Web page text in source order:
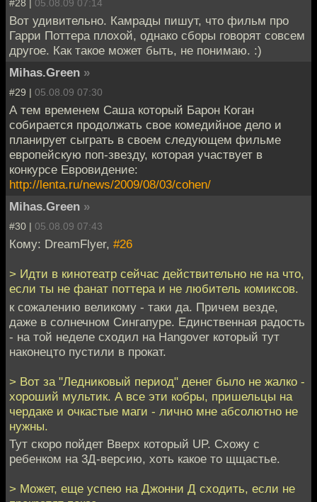
#28 | 05.08.09 07:14
Вот удивительно. Камрады пишут, что фильм про
Гарри Поттера плохой, однако сборы говорят совсем
другое. Как такое может быть, не понимаю. :)
Mihas.Green »
#29 | 05.08.09 07:30
А тем временем Саша который Барон Коган
собирается продолжать свое комедийное дело и
планирует сыграть в своем следующем фильме
европейскую поп-звезду, которая участвует в
конкурсе Евровидение:
http://lenta.ru/news/2009/08/03/cohen/
Mihas.Green »
#30 | 05.08.09 07:43
Кому: DreamFlyer, #26
> Идти в кинотеатр сейчас действительно не на что,
если ты не фанат поттера и не любитель комиксов.
к сожалению великому - таки да. Причем везде,
даже в солнечном Сингапуре. Единственная радость
- на той неделе сходил на Hangover который тут
наконецто пустили в прокат.
> Вот за "Ледниковый период" денег было не жалко -
хороший мультик. А все эти кобры, пришельцы на
чердаке и очкастые маги - лично мне абсолютно не
нужны.
Тут скоро пойдет Вверх который UP. Схожу с
ребенком на 3Д-версию, хоть какое то щщастье.
> Может, еще успею на Джонни Д сходить, если не